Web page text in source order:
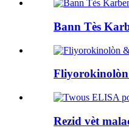
Bann Tès
Rezid vèt